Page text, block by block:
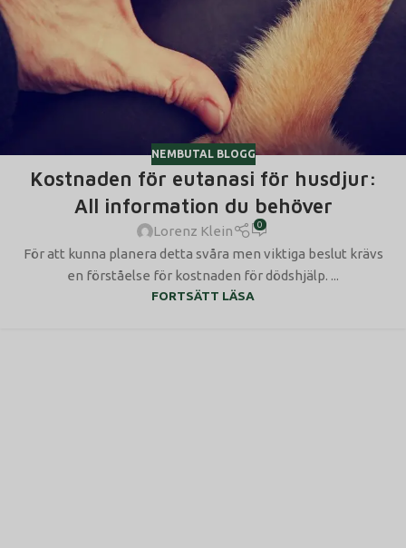
NEMBUTAL BLOGG
Kostnaden för eutanasi för husdjur:
All information du behöver
Lorenz Klein 0
För att kunna planera detta svåra men viktiga beslut krävs
en förståelse för kostnaden för dödshjälp. ...
FORTSÄTT LÄSA